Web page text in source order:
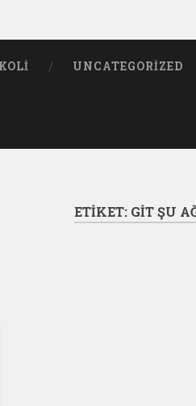
UNCATEGORIZED
ETIKET: GIT ŞU